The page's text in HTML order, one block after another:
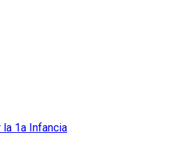
1a Infancia